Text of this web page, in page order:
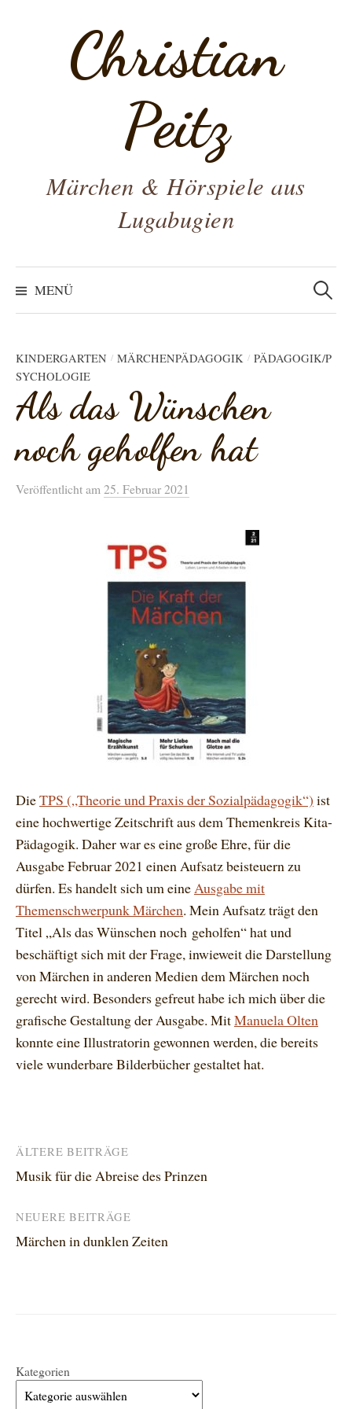
überspringenChristian
Peitz
Märchen & Hörspiele aus
Lugabugien
MENÜ
Suchen
nach:
KINDERGARTEN / MÄRCHENPÄDAGOGIK / PÄDAGOGIK/P
SYCHOLOGIE
Als das Wünschen
noch geholfen hat
Veröffentlichtam 25. Februar 2021
DieTPS („Theorie und Praxis der Sozialpädagogik“) ist
eine hochwertige Zeitschrift aus dem Themenkreis Kita-
Pädagogik. Daher war es eine große Ehre, für die
Ausgabe Februar 2021 einen Aufsatz beisteuern zu
dürfen. Es handelt sich um eine Ausgabe mit
Themenschwerpunk Märchen. Mein Aufsatz trägt den
Titel „Als das Wünschen noch geholfen“ hat und
beschäftigt sich mit der Frage, inwieweit die Darstellung
von Märchen in anderen Medien dem Märchen noch
gerecht wird. Besonders gefreut habe ich mich über die
grafische Gestaltung der Ausgabe. MitManuela Olten
konnte eine Illustratorin gewonnen werden, die bereits
viele wunderbare Bilderbücher gestaltet hat.
Beitragsnavigation
ÄLTERE BEITRÄGE
Musik für die Abreise des Prinzen
NEUERE BEITRÄGE
Märchen in dunklen Zeiten
Kategorien